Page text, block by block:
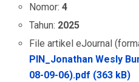
Nomor:4
Tahun: 2025
File artikel eJournal
PIN_Jonathan Wesly
08-09-06).pdf (363 kB)